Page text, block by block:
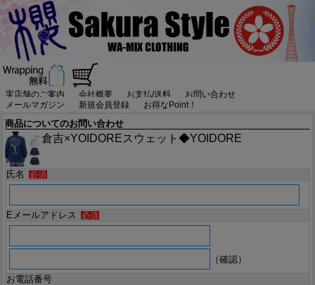
実店舗のご案内 会社概要 お支払/送料
お問い合わせ
メールマガジン
新規会員登録 お得なPoint！
商品についてのお問い合わせ
倉吉×YOIDOREスウェット◆YOIDORE
氏名 必須
Eメールアドレス 必須
（確認）
お電話番号